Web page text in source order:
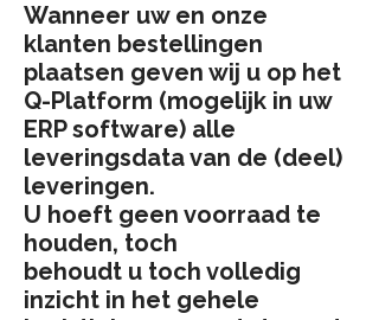
Wanneer uw en onze
klanten bestellingen
plaatsen geven wij u op het
Q-Platform (mogelijk in uw
ERP software) alle
leveringsdata van de (deel)
leveringen.
U hoeft geen voorraad te
houden, toch
behoudt u toch volledig
inzicht in het gehele